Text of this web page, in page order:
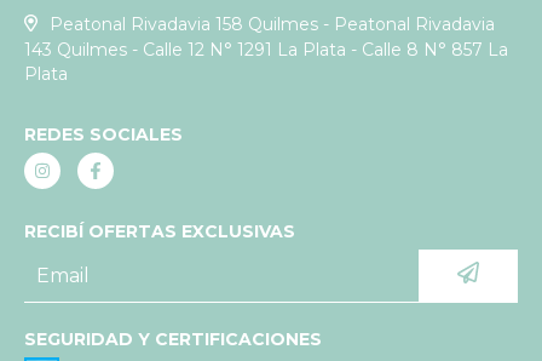
Peatonal Rivadavia 158 Quilmes - Peatonal Rivadavia
143 Quilmes - Calle 12 N° 1291 La Plata - Calle 8 N° 857 La
Plata
REDES SOCIALES
RECIBÍ OFERTAS EXCLUSIVAS
SEGURIDAD Y CERTIFICACIONES